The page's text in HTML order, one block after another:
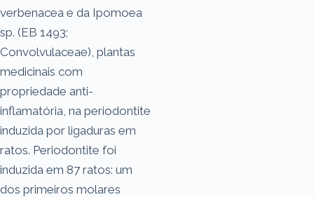
verbenacea e da Ipomoea
sp. (EB 1493;
Convolvulaceae), plantas
medicinais com
propriedade anti-
inflamatória, na periodontite
induzida por ligaduras em
ratos. Periodontite foi
induzida em 87 ratos: um
dos primeiros molares